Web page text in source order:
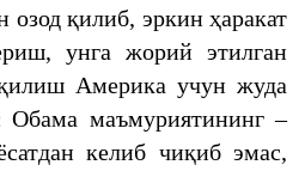
қилиб, эркин ҳаракат
унга жорий этилган
Америка учун жуда
маъмуриятининг –
келиб чиқиб эмас,